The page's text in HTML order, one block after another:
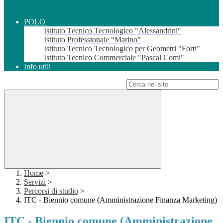
POLO
Istituto Tecnico Tecnologico "Alessandrini"
Istituto Professionale “Marino”
Istituto Tecnico Tecnologico per Geometri "Forti"
Istituto Tecnico Commerciale "Pascal Comi"
Info utili
Home >
Servizi >
Percorsi di studio >
ITC - Biennio comune (Amministrazione Finanza Marketing)